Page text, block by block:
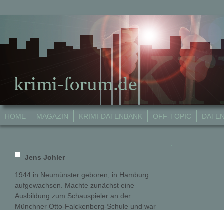
HOME MAGAZIN KRIMI-DATENBANK OFF-TOPIC
Jens Johler
1944 in Neumünster geboren, in Hamburg
aufgewachsen. Machte zunächst eine
Ausbildung zum Schauspieler an der
Münchner Otto-Falckenberg-Schule und war